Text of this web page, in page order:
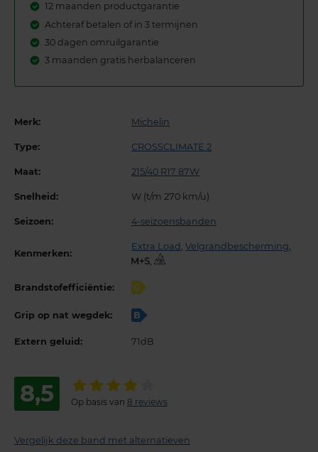
12 maanden productgarantie
Achteraf betalen of in 3 termijnen
30 dagen omruilgarantie
3 maanden gratis herbalanceren
Merk: Michelin
Type: CROSSCLIMATE 2
Maat: 215/40 R17 87W
Snelheid: W (t/m 270 km/u)
Seizoen: 4-seizoensbanden
Kenmerken:
Extra Load Velgrandbescherming
,
Brandstofefficiëntie: C
Grip op nat wegdek: B
Extern geluid: 71dB
8,5 Op basis van 8 reviews
Vergelijk deze band met alternatieven